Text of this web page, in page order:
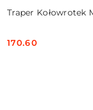
Traper Kołowrotek
Cena:
170.60